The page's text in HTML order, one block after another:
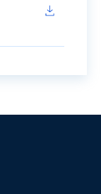
swiss-national-